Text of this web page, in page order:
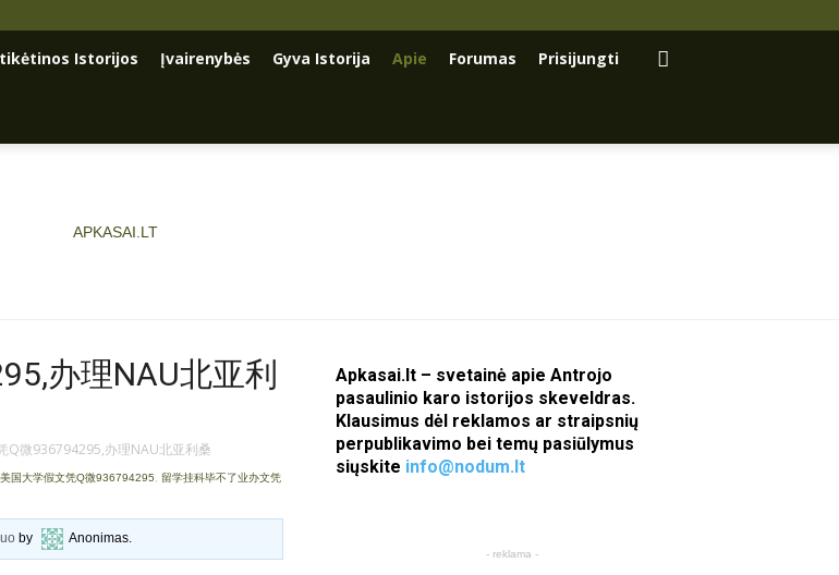
Istorijos Įvairenybės Gyva Istorija Apie Forumas Prisijungti
办理NAU北亚利
Q微936794295,办理NAU北亚利桑
国大学假文凭Q微936794295, 留学挂科毕不了业办文凭
by Anonimas.
Apkasai.lt – svetainė apie Antrojo
pasaulinio karo istorijos skeveldras.
Klausimus dėl reklamos ar straipsnių
perpublikavimo bei temų pasiūlymus
siųskite info@nodum.lt
- reklama -